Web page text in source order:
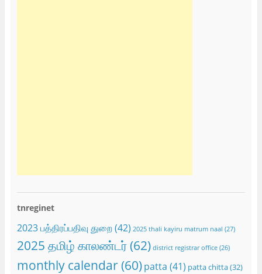
tnreginet
2023 பத்திரப்பதிவு துறை(42) 2025 thali kayiru matrum naal (27)
2025 தமிழ் காலண்டர்(62) district registrar office(26)
monthly calendar(60) patta (41) patta chitta(32)